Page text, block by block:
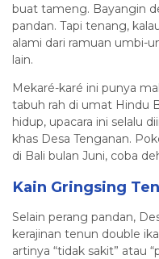
buat tameng. Bayangin
pandan. Tapi tenang,
alami dari ramuan umbi-
lain.
Mekaré-karé ini punya
tabuh rah di umat Hindu
hidup, upacara ini selalu
khas Desa Tenganan.
di Bali bulan Juni, coba
Kain Gringsing
Selain perang pandan,
kerajinan tenun double
artinya “tidak sakit” atau